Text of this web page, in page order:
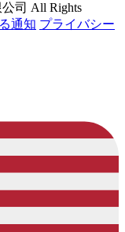
司 All Rights
通知 プライバシー